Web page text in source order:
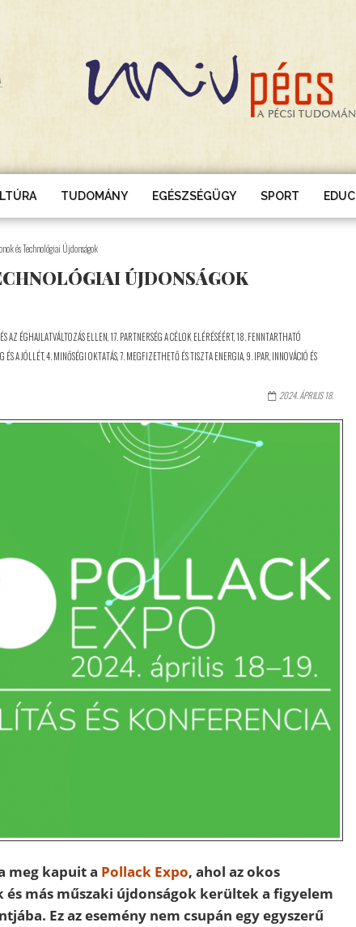
TUDOMÁNY EGÉSZSÉGÜGY SPORT EDUC
és Technológiai Újdonságok
ÚJDONSÁGOK
AZ ÉGHAJLATVÁLTOZÁS ELLEN,17. PARTNERSÉG A CÉLOK ELÉRÉSÉÉRT,18. FENNTARTHATÓ
ÉS A JÓLLÉT,4. MINŐSÉGI OKTATÁS,7. MEGFIZETHETŐ ÉS TISZTA ENERGIA,9. IPAR, INNOVÁCIÓ ÉS
2024. ÁPRILIS 18.
meg kapuit a Pollack Expo, ahol az okos
más műszaki újdonságok kerültek a figyelem
Ez az esemény nem csupán egy egyszerű